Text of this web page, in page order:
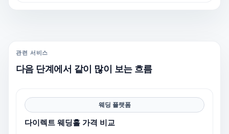
관련 서비스
다음 단계에서 같이 많이 보는 흐름
웨딩 플랫폼
다이렉트 웨딩홀 가격 비교